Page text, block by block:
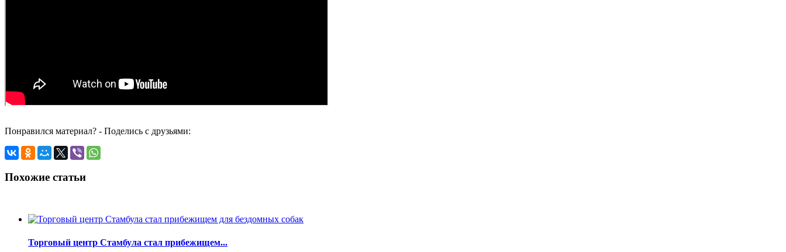
Понравился материал? - Поделись с друзьями:
Похожие статьи
Торговый центр Стамбула стал прибежищем...